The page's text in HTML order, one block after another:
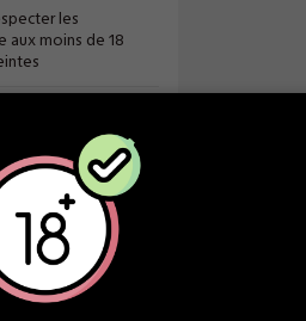
les
aux moins de 18
Ecrire un avis